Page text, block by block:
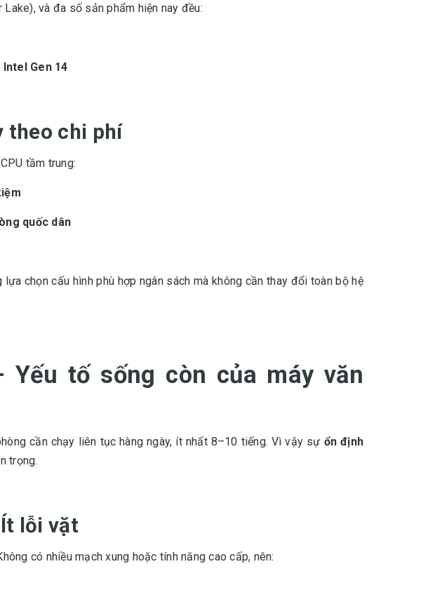
và đa số sản phẩm hiện nay đều:
Gen 14
theo chi phí
tầm trung:
quốc dân
chọn cấu hình phù hợp ngân sách mà không cần thay đổi toàn bộ hệ
tố sống còn của máy văn
cần chạy liên tục hàng ngày, ít nhất 8–10 tiếng. Vì vậy sự ổn định
trọng.
lỗi vặt
có nhiều mạch xung hoặc tính năng cao cấp, nên: